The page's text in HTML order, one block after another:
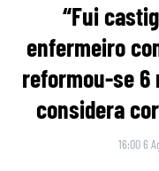
“Fui
enfermeiro
reformou-se 6
considera
16:00 6